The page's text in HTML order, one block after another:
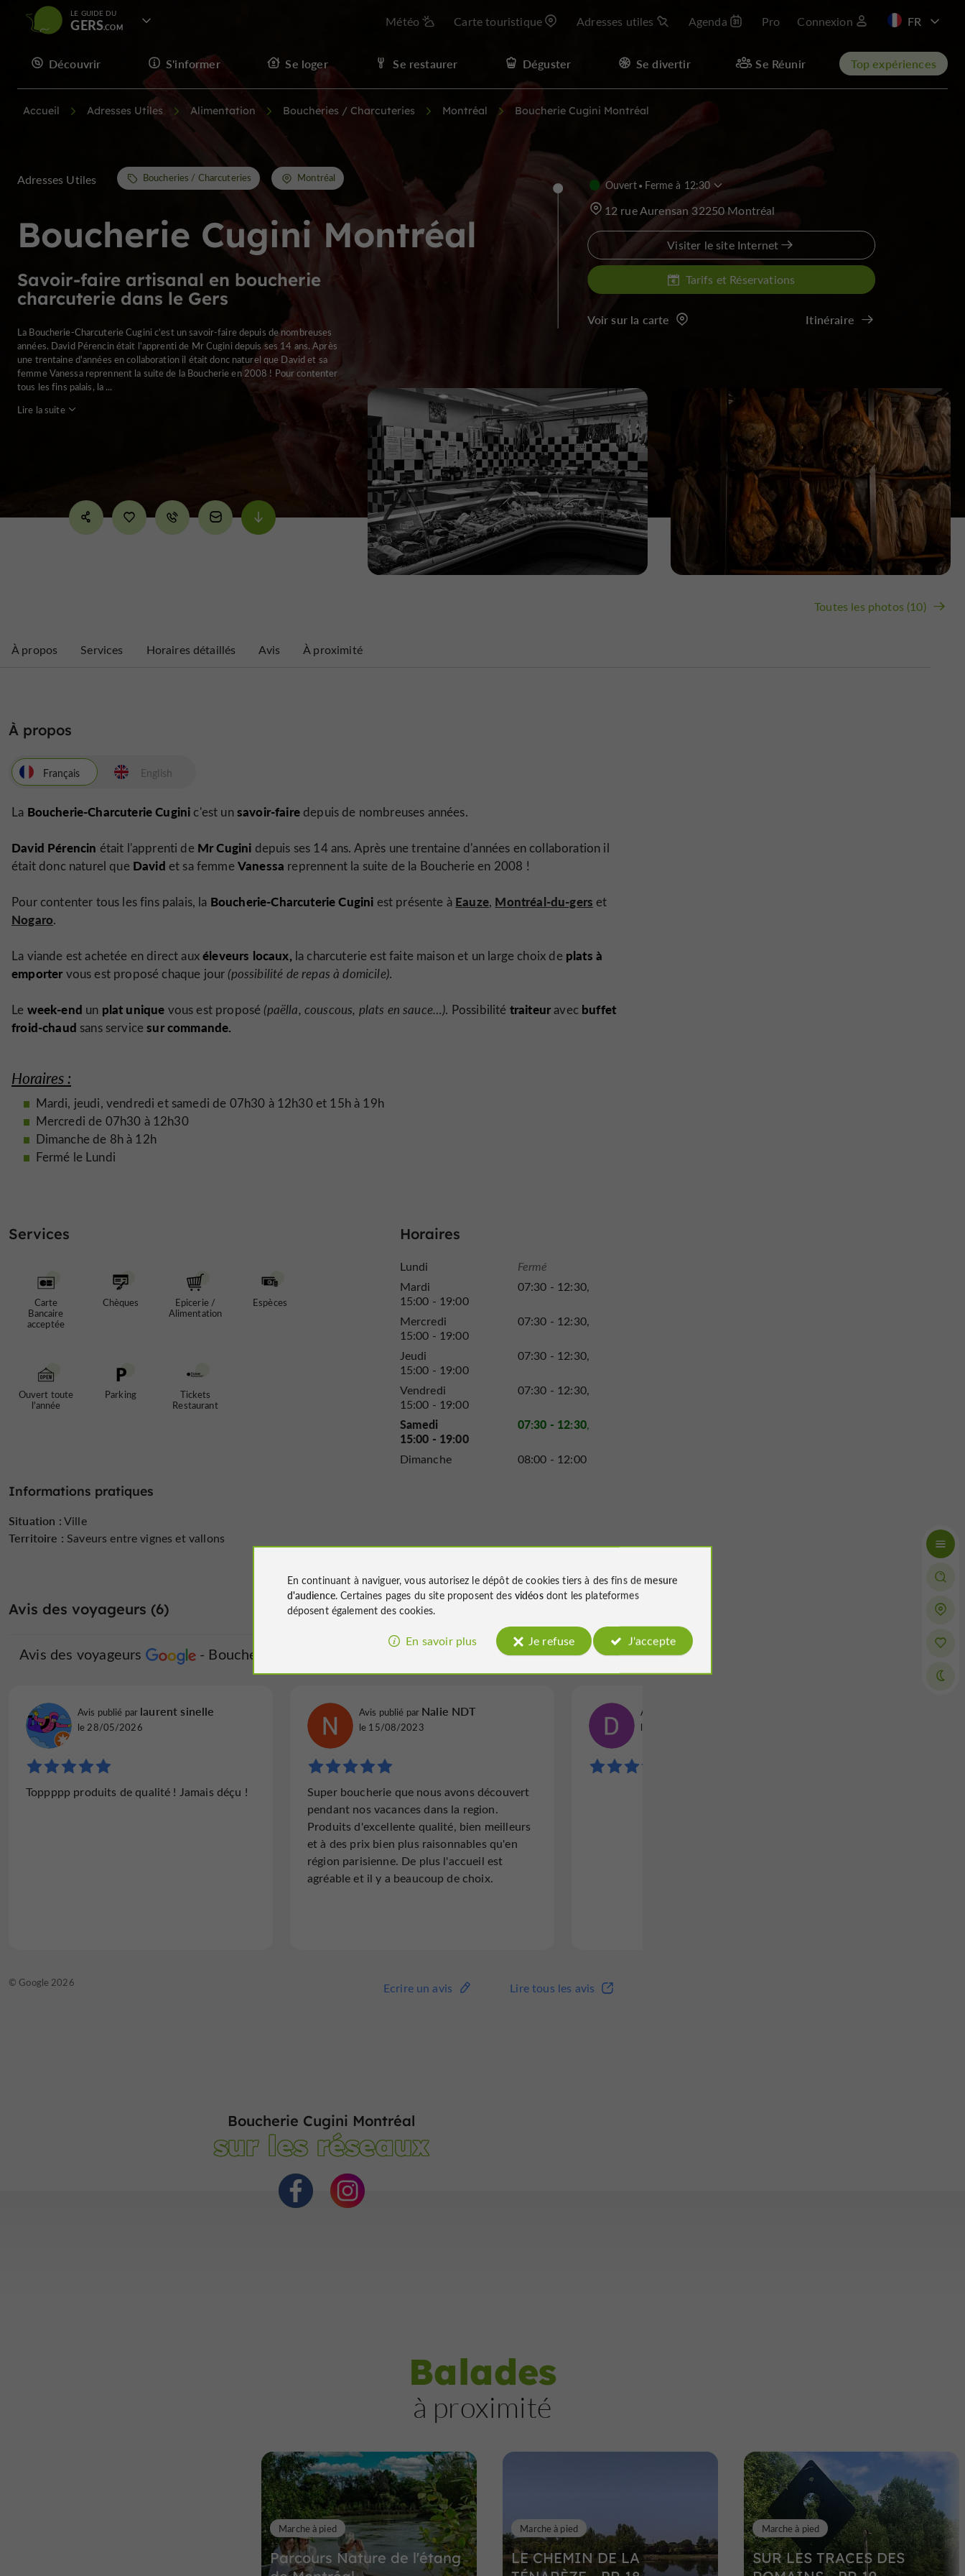
LE GUIDE DU
GERS Météo Carte touristique Adresses utiles Agenda Pro Connexion
EN
Découvrir S'informer Se loger Se restaurer Déguster Se divertir Se Réunir Top expériences
Accueil Adresses Utiles Alimentation Boucheries / Charcuteries Montréal Boucherie Cugini Montréal
Boucherie Cugini Montréal
Savoir-faire artisanal en boucherie
charcuterie dans le Gers
Adresses Utiles Boucheries / Charcuteries Montréal
La Boucherie-Charcuterie Cugini c'est un savoir-faire depuis de nombreuses
années. David Pérencin était l'apprenti de Mr Cugini depuis ses 14 ans. Après
une trentaine d'années en collaboration il était donc naturel que David et sa
femme Vanessa reprennent la suite de la Boucherie en 2008 ! Pour contenter
tous les fins palais, la ...
Lire la suite
Toutes les photos (10)
Ouvert Ferme à 12:30
12 rue Aurensan 32250 Montréal
Visiter le site Internet
Tarifs et Réservations
Voir sur la carte Itinéraire
À propos Services Horaires détaillés Avis À proximité
À propos
Français
La Boucherie-Charcuterie Cugini c'est unsavoir-faire depuis de nombreuses années.
David Pérencin était l'apprenti de Mr Cugini depuis ses 14 ans. Après une trentaine d'années en collaboration il
était donc naturel que David et sa femmeVanessa reprennent la suite de la Boucherie en 2008 !
Pour contenter tous les fins palais, la Boucherie-Charcuterie Cugini est présente à Eauze, Montréal-du-gers et
Nogaro.
La viande est achetée en direct auxéleveurs locaux,la charcuterie est faite maison et un large choix deplats à
emportervous est proposé chaque jour (possibilité de repas à domicile).
Le week-end un plat unique vous est proposé (paëlla, couscous, plats en sauce…). Possibilité traiteuravec buffet
froid-chaud sans servicesur commande.
Horaires :
Mardi, jeudi, vendredi et samedi de 07h30 à 12h30 et 15h à 19h
Mercredi de 07h30 à 12h30
Dimanche de 8h à 12h
Fermé le Lundi
English
Services
Carte
Bancaire
acceptée
Chèques
Epicerie /
Alimentation
Espèces
Ouvert toute
l'année
Parking
Tickets
Restaurant
Informations pratiques
Situation :Ville
Territoire : Saveurs entre vignes et vallons
Horaires
Lundi
Fermé
Mardi
07:30 - 12:30
15:00 - 19:00
Mercredi
07:30 - 12:30
15:00 - 19:00
Jeudi
07:30 - 12:30
15:00 - 19:00
Vendredi
07:30 - 12:30
15:00 - 19:00
Samedi
07:30 - 12:30
15:00 - 19:00
Dimanche 08:00 - 12:00
Avis des voyageurs (6)
Avis des voyageurs Boucherie Cugini Montréal 6 avis
Avis publié par laurent sinelle
le 28/05/2026
Toppppp produits de qualité ! Jamais déçu !
Avis publié par Nalie NDT
le 15/08/2023
Super boucherie que nous avons découvert
pendant nos vacances dans la region.
Produits d'excellente qualité, bien meilleurs
et à des prix bien plus raisonnables qu'en
région parisienne. De plus l'accueil est
agréable et il y a beaucoup de choix.
Avis publié par
le 12/08/2023
Lire tous les avis
Ecrire un avis
© Google 2026
Boucherie Cugini Montréal
sur les réseaux
Balades
à proximité
Parcours Nature de l'étang
Marche à pied
LE CHEMIN DE LA
Marche à pied
SUR LES TRACES DES
Marche à pied
En continuant à naviguer, vous autorisez le dépôt de cookies tiers à des fins de mesure
d'audience. Certaines pages du site proposent des vidéosdont les plateformes
déposent également des cookies.
En savoir plus Je refuse J'accepte